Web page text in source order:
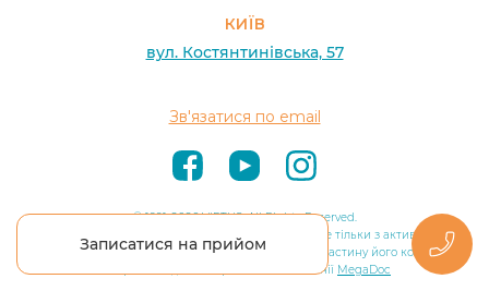
КИЇВ
вул. Костянтинівська, 57
Зв'язатися по email
© 1991-2026 VIRTUS. All Rights Reserved.
Використання матеріалів сайту VIRTUS можливе тільки з активним
посиланням на джерело. Загалом сайт та значну частину його контенту
створили медичні маркетологи компанії MegaDoc
Записатися на прийом